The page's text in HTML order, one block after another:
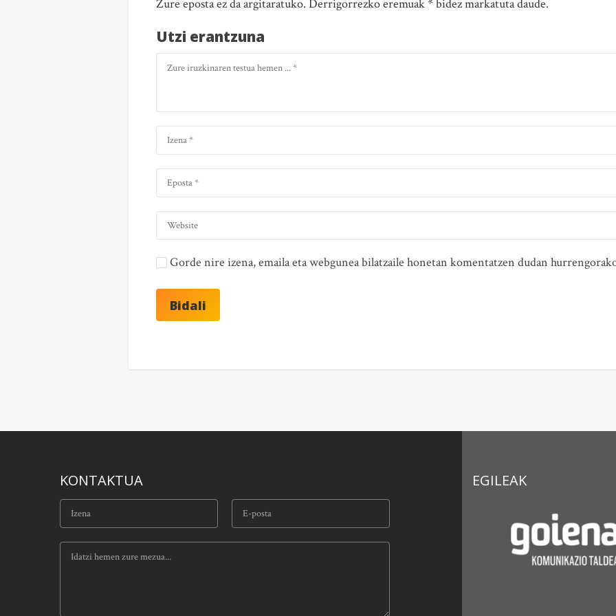
Zure eposta ez da argitaratuko. Derrigorrezko eremuak * bidez markatuta daude.
Utzi erantzuna
Gorde nire izena, emaila eta webgunea bilatzaile honetan komentatzen dudan
KONTAKTUA EGILEAK